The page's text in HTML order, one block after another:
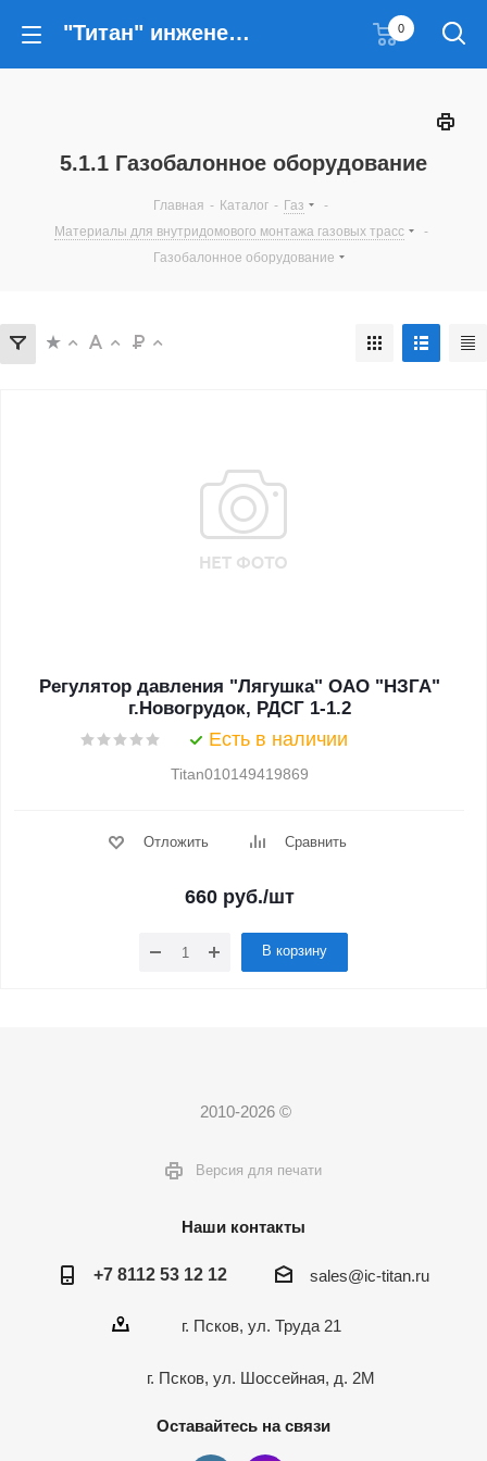
"Титан" инженерные решения 0
5.1.1 Газобалонное оборудование
Главная - Каталог - Газ
-
Материалы для внутридомового монтажа газовых трасс
-
Газобалонное оборудование
Регулятор давления "Лягушка" ОАО "НЗГА"
г.Новогрудок, РДСГ 1-1.2
Есть в наличии
Titan010149419869
Отложить Сравнить
660 руб./шт
В корзину
2010-2026 ©
Версия для печати
Наши контакты
+7 8112 53 12 12 sales@ic-titan.ru
г. Псков, ул. Труда 21
г. Псков, ул. Шоссейная, д. 2М
Оставайтесь на связи